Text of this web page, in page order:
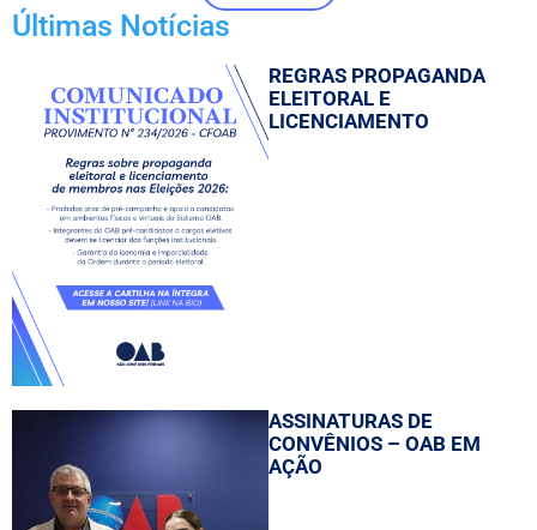
Últimas Notícias
REGRAS PROPAGANDA
ELEITORAL E
LICENCIAMENTO
ASSINATURAS DE
CONVÊNIOS – OAB EM
AÇÃO